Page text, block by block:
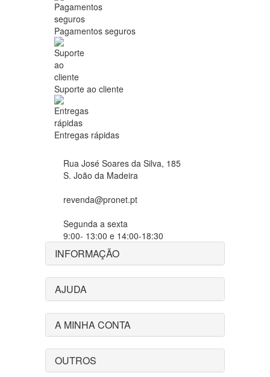
Pagamentos seguros
Suporte ao cliente
Entregas rápidas
Rua José Soares da Silva, 185
S. João da Madeira
revenda@pronet.pt
Segunda a sexta
9:00- 13:00 e 14:00-18:30
INFORMAÇÃO
AJUDA
A MINHA CONTA
OUTROS